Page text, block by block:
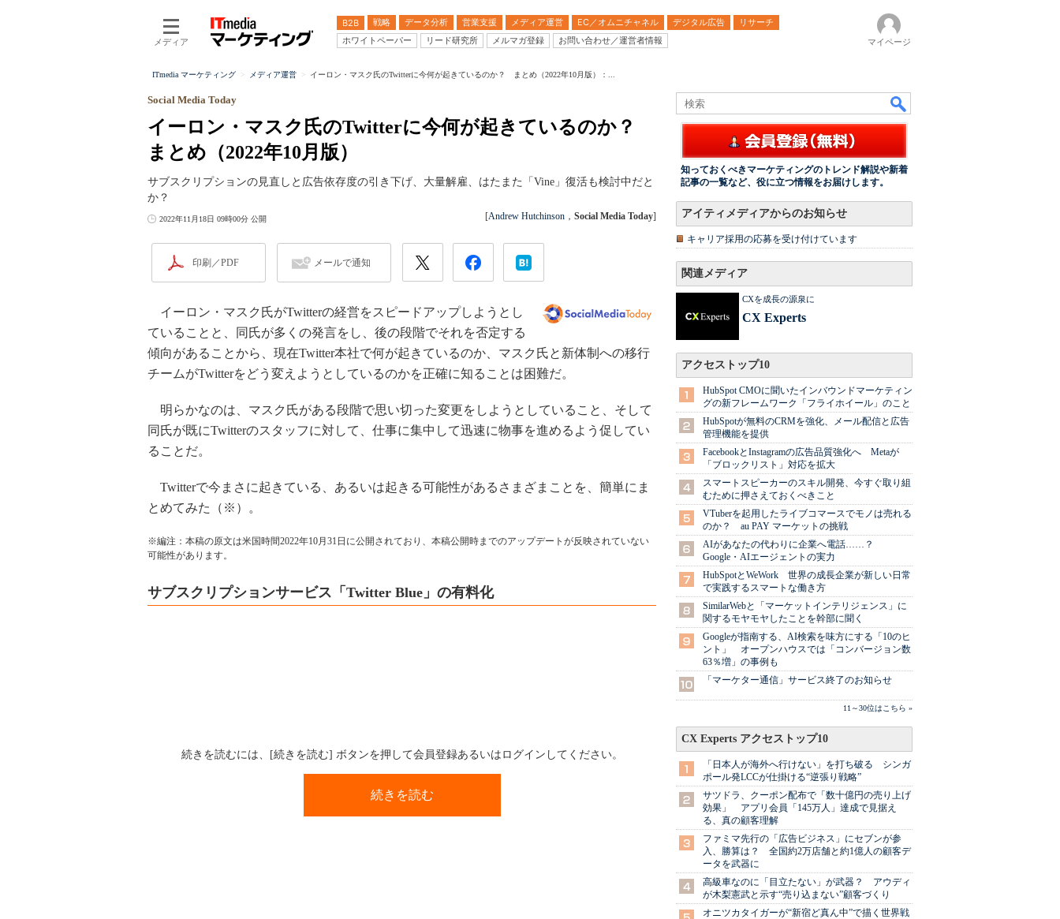
メディア
B2B 戦略 データ分析 営業支援 メディア運営 EC／オムニチャネル デジタル広告
リサーチ
ホワイトペーパー
リード研究所 メルマガ登録 お問い合わせ／運営者情報 マイページ
ITmedia マーケティング メディア運営 イーロン・マスク氏のTwitterに今何が起きているのか？ まとめ（2022年10月版）：...
イーロン・マスク氏のTwitterに今何が起きているのか？
まとめ（2022年10月版）
Social Media Today
サブスクリプションの見直しと広告依存度の引き下げ、大量解雇、はたまた「Vine」復活も検討中だと
か？
2022年11月18日 09時00分 公開 [Andrew Hutchinson ， Social Media Today]
印刷／PDF メールで通知
イーロン・マスク氏がTwitterの経営をスピードアップしようとし
ていることと、同氏が多くの発言をし、後の段階でそれを否定する
傾向があることから、現在Twitter本社で何が起きているのか、マスク氏と新体制への移行
チームがTwitterをどう変えようとしているのかを正確に知ることは困難だ。
明らかなのは、マスク氏がある段階で思い切った変更をしようとしていること、そして
同氏が既にTwitterのスタッフに対して、仕事に集中して迅速に物事を進めるよう促してい
ることだ。
Twitterで今まさに起きている、あるいは起きる可能性があるさまざまことを、簡単にま
とめてみた（※）。
※編注：本稿の原文は米国時間2022年10月31日に公開されており、本稿公開時までのアップデートが反映されていない
可能性があります。
サブスクリプションサービス「Twitter Blue」の有料化
続きを読むには、[続きを読む] ボタンを押して会員登録あるいはログインしてください。
続きを読む
知っておくべきマーケティングのトレンド解説や新着
記事の一覧など、役に立つ情報をお届けします。
アイティメディアからのお知らせ
キャリア採用の応募を受け付けています
関連メディア
CXを成長の源泉に
CX Experts
アクセストップ10
HubSpot CMOに聞いたインバウンドマーケティン
グの新フレームワーク「フライホイール」のこと
HubSpotが無料のCRMを強化、メール配信と広告
管理機能を提供
FacebookとInstagramの広告品質強化へ Metaが
「ブロックリスト」対応を拡大
スマートスピーカーのスキル開発、今すぐ取り組
むために押さえておくべきこと
VTuberを起用したライブコマースでモノは売れる
のか？ au PAY マーケットの挑戦
AIがあなたの代わりに企業へ電話……？
Google・AIエージェントの実力
HubSpotとWeWork 世界の成長企業が新しい日常
で実践するスマートな働き方
SimilarWebと「マーケットインテリジェンス」に
関するモヤモヤしたことを幹部に聞く
Googleが指南する、AI検索を味方にする「10のヒ
ント」 オープンハウスでは「コンバージョン数
63％増」の事例も
「マーケター通信」サービス終了のお知らせ
11～30位はこちら »
CX Experts アクセストップ10
「日本人が海外へ行けない」を打ち破る シンガ
ポール発LCCが仕掛ける“逆張り戦略”
サツドラ、クーポン配布で「数十億円の売り上げ
効果」 アプリ会員「145万人」達成で見据え
る、真の顧客理解
ファミマ先行の「広告ビジネス」にセブンが参
入、勝算は？ 全国約2万店舗と約1億人の顧客デ
ータを武器に
高級車なのに「目立たない」が武器？ アウディ
が木梨憲武と示す“売り込まない”顧客づくり
オニツカタイガーが“新宿ど真ん中”で描く世界戦